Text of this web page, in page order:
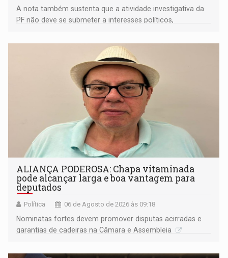
A nota também sustenta que a atividade investigativa da
PF não deve se submeter a interesses políticos,
ALIANÇA PODEROSA: Chapa vitaminada
pode alcançar larga e boa vantagem para
deputados
Política 06 de Agosto de 2026 às 09:18
Nominatas fortes devem promover disputas acirradas e
garantias de cadeiras na Câmara e Assembleia